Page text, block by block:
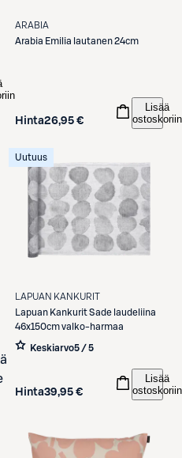
ARABIA
Arabia Emilia lautanen 24cm
Hinta26,95 €
Lisää
ostoskoriin
Uutuus
LAPUAN KANKURIT
Lapuan KankuritSade laudeliina
46x150cm valko-harmaa
Keskiarvo5 / 5
Hinta39,95 €
Lisää
ostoskoriin